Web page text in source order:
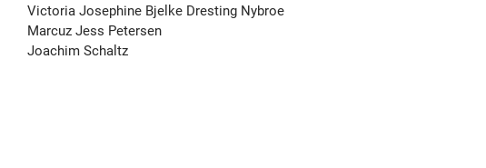
Victoria Josephine Bjelke Dresting Nybroe
Marcuz Jess Petersen
Joachim Schaltz